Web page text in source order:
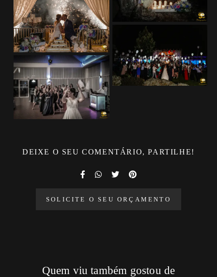
DEIXE O SEU COMENTÁRIO, PARTILHE!
SOLICITE O SEU ORÇAMENTO
Quem viu também gostou de